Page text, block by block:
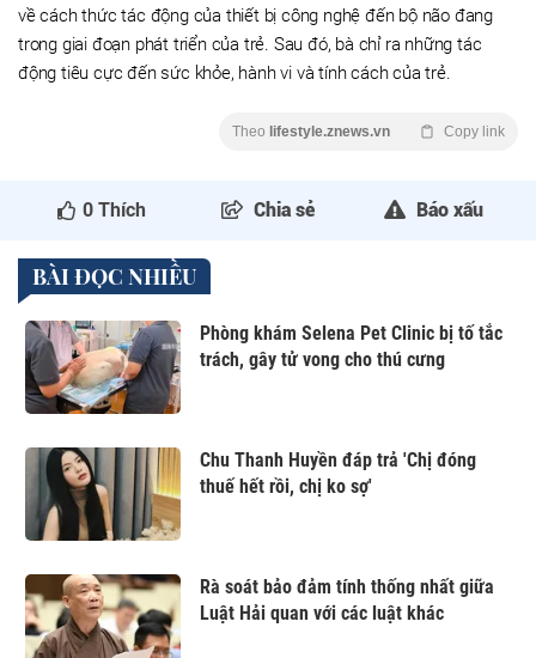
về cách thức tác động của thiết bị công nghệ đến bộ não đang
trong giai đoạn phát triển của trẻ. Sau đó, bà chỉ ra những tác
động tiêu cực đến sức khỏe, hành vi và tính cách của trẻ.
Theo lifestyle.znews.vn Copy link
0 Thích Chia sẻ Báo xấu
BÀI ĐỌC NHIỀU
Phòng khám Selena Pet Clinic bị tố tắc
trách, gây tử vong cho thú cưng
Chu Thanh Huyền đáp trả 'Chị đóng
thuế hết rồi, chị ko sợ'
Rà soát bảo đảm tính thống nhất giữa
Luật Hải quan với các luật khác